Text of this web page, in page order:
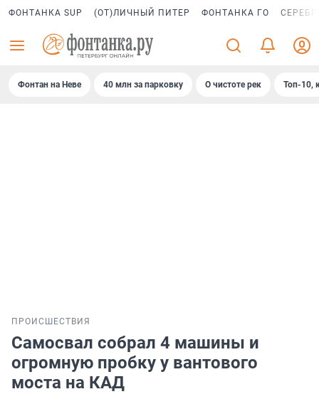
ФОНТАНКА SUP (ОТ)ЛИЧНЫЙ ПИТЕР ФОНТАНКА ГО
Фонтан на Неве 40 млн за парковку О чистоте рек Топ-10,
ПРОИСШЕСТВИЯ
Самосвал собрал 4 машины и
огромную пробку у вантового
моста на КАД